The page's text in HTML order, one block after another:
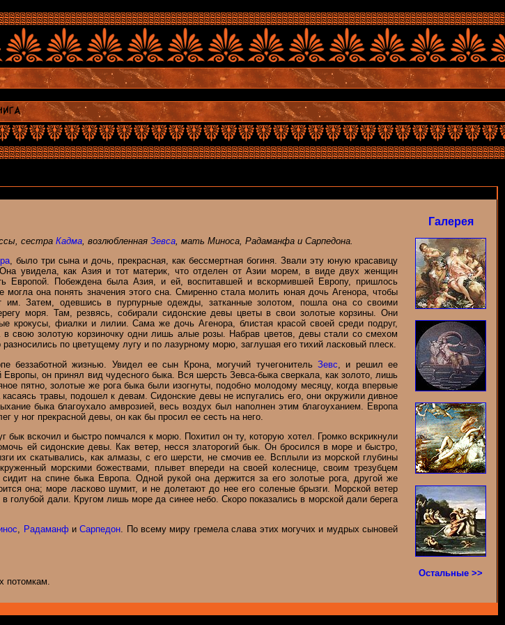
сестра Кадма, возлюбленная Зевса, мать Миноса, Радаманфа и Сарпедона.
, было три сына и дочь, прекрасная, как бессмертная богиня. Звали эту юную красавицу
увидела, как Азия и тот материк, что отделен от Азии морем, в виде двух женщин
Европой. Побеждена была Азия, и ей, воспитавшей и вскормившей Европу, пришлось
могла она понять значения этого сна. Смиренно стала молить юная дочь Агенора, чтобы
им. Затем, одевшись в пурпурные одежды, затканные золотом, пошла она со своими
моря. Там, резвясь, собирали сидонские девы цветы в свои золотые корзины. Они
крокусы, фиалки и лилии. Сама же дочь Агенора, блистая красой своей среди подруг,
в свою золотую корзиночку одни лишь алые розы. Набрав цветов, девы стали со смехом
по цветущему лугу и по лазурному морю, заглушая его тихий ласковый плеск.
беззаботной жизнью. Увидел ее сын Крона, могучий тучегонитель Зевс , и решил ее
он принял вид чудесного быка. Вся шерсть Зевса-быка сверкала, как золото, лишь
пятно, золотые же рога быка были изогнуты, подобно молодому месяцу, когда впервые
травы, подошел к девам. Сидонские девы не испугались его, они окружили дивное
быка благоухало амврозией, весь воздух был наполнен этим благоуханием. Европа
у ног прекрасной девы, он как бы просил ее сесть на него.
вскочил и быстро помчался к морю. Похитил он ту, которую хотел. Громко вскрикнули
ей сидонские девы. Как ветер, несся златорогий бык. Он бросился в море и быстро,
их скатывались, как алмазы, с его шерсти, не смочив ее. Всплыли из морской глубины
морскими божествами, плывет впереди на своей колеснице, своим трезубцем
на спине быка Европа. Одной рукой она держится за его золотые рога, другой же
она; море ласково шумит, и не долетают до нее его соленые брызги. Морской ветер
дали. Кругом лишь море да синее небо. Скоро показались в морской дали берега
, Радаманф иСарпедон. По всему миру гремела слава этих могучих и мудрых сыновей
потомкам.
Галерея
Остальные >>